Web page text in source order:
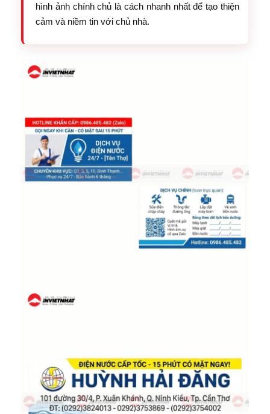
hình ảnh chính chủ là cách nhanh nhất để tạo thiện
cảm và niềm tin với chủ nhà.